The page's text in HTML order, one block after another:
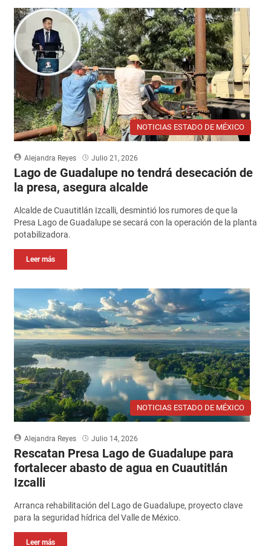
NOTICIAS ESTADO DE MÉXICO
Alejandra Reyes Julio 21, 2026
Lago de Guadalupe no tendrá desecación de
la presa, asegura alcalde
Alcalde de Cuautitlán Izcalli, desmintió los rumores de que la
Presa Lago de Guadalupe se secará con la operación de la planta
potabilizadora.
Leer más
NOTICIAS ESTADO DE MÉXICO
Alejandra Reyes Julio 14, 2026
Rescatan Presa Lago de Guadalupe para
fortalecer abasto de agua en Cuautitlán
Izcalli
Arranca rehabilitación del Lago de Guadalupe, proyecto clave
para la seguridad hídrica del Valle de México.
Leer más